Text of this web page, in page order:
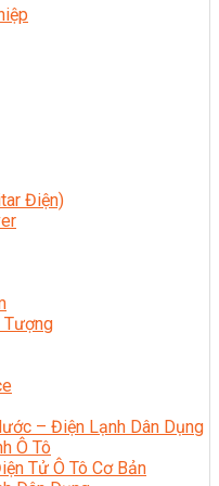
Điện)
Tượng
– Điện Lạnh Dân Dụng
Ô Tô
Tử Ô Tô Cơ Bản